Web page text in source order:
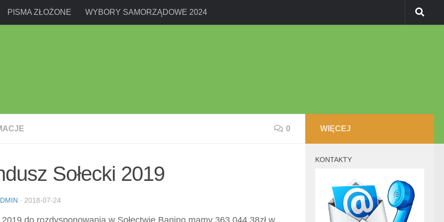
PISMA ZŁOŻONE WYBORY SAMORZĄDOWE 2024
0
Sołecki 2019
· 2018-07-24
do rozdysponowania w Sołectwie Banino mamy 363.044,38zł w
WIĘCEJ
KONTAKTY